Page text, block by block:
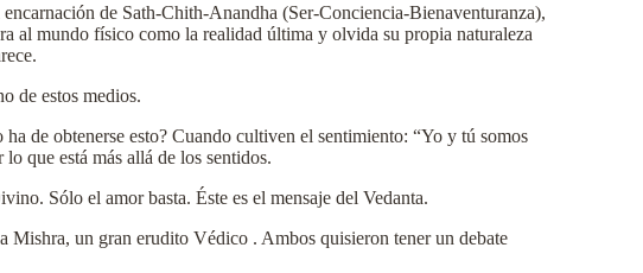
de Sath-Chith-Anandha (Ser-Conciencia-Bienaventuranza),
al mundo físico como la realidad última y olvida su propia naturaleza
de estos medios.
de obtenerse esto? Cuando cultiven el sentimiento: “Yo y tú somos
que está más allá de los sentidos.
Sólo el amor basta. Éste es el mensaje del Vedanta.
un gran erudito Védico . Ambos quisieron tener un debate